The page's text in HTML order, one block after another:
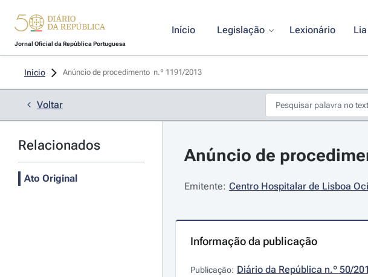
Jornal Oficial da República Portuguesa
Início Legislação Lexionário Lia
Início Anúncio de procedimento  n.º 1191/2013
Voltar
Relacionados
Ato Original
Anúncio de
Emitente: Centro Hospitalar de Lisboa
Informação da publicação
Publicação: Diário da República n.º 50/